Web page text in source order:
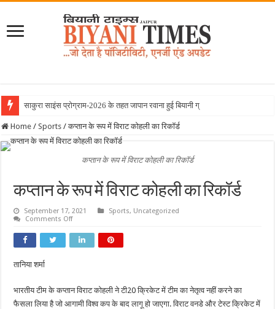
साकुरा साइंस प्रोग्राम-2026 के तहत जापान रवाना हुई बियानी ग्रुप ऑफ कॉलेजे
Home / Sports / कप्तान के रूप में विराट कोहली का रिकॉर्ड
कप्तान के रूप में विराट कोहली का रिकॉर्ड
कप्तान के रूप में विराट कोहली का रिकॉर्ड
September 17, 2021 Sports, Uncategorized
Comments Offon
के
रूप
में
तानिया शर्मा
भारतीय टीम के कप्‍तान विराट कोहली ने टी20 क्रिकेट में टीम का नेतृत्‍व नहीं करने का
फैसला लिया है जो आगामी विश्‍व कप के बाद लागू हो जाएगा. विराट वनडे और टेस्‍ट क्रिकेट में